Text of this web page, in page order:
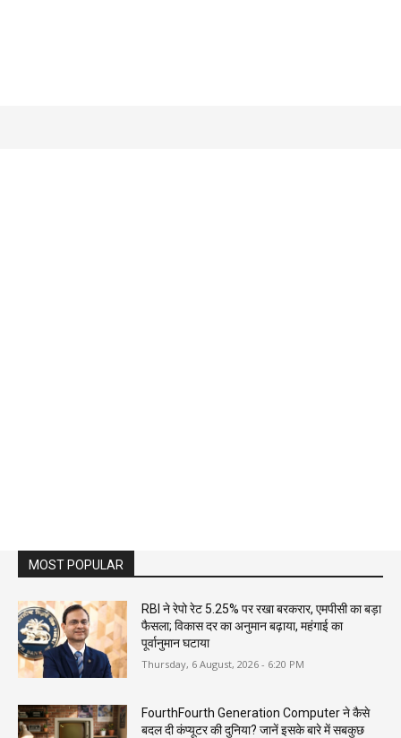
MOST POPULAR
RBI ने रेपो रेट 5.25% पर रखा बरकरार, एमपीसी का बड़ा
फैसला; विकास दर का अनुमान बढ़ाया, महंगाई का
पूर्वानुमान घटाया
Thursday, 6 August, 2026 - 6:20 PM
FourthFourth Generation Computer ने कैसे
बदल दी कंप्यूटर की दुनिया? जानें इसके बारे में सबकुछ